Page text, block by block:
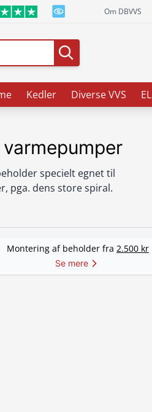
Om DBVVS
Kedler Diverse VVS EL
specielt egnet til
pga. dens store spiral.
Montering af beholder fra2.500 kr
Se mere